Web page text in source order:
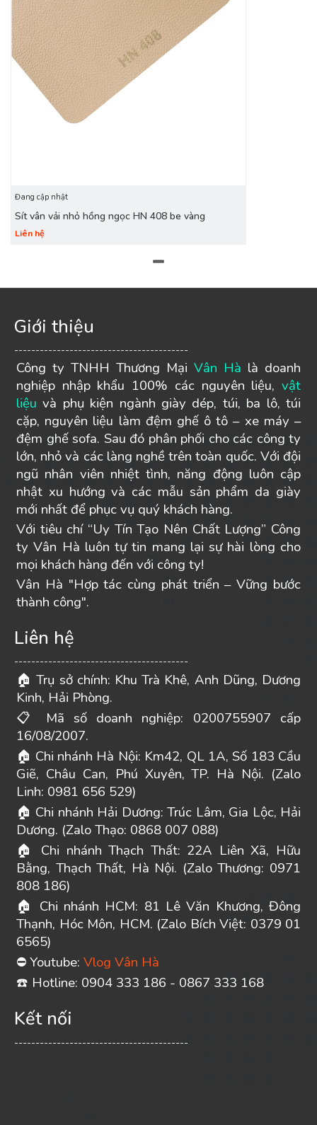
Đang cập nhật
Sít vân vải nhỏ hồng ngọc HN 408 be vàng
Liên hệ
Giới thiệu
-----------------------------------------
Công ty TNHH Thương Mại Vân Hà là doanh
nghiệp nhập khẩu 100% các nguyên liệu, vật
liệu và phụ kiện ngành giày dép, túi, ba lô, túi
cặp, nguyên liệu làm đệm ghế ô tô – xe máy –
đệm ghế sofa. Sau đó phân phối cho các công ty
lớn, nhỏ và các làng nghề trên toàn quốc. Với đội
ngũ nhân viên nhiệt tình, năng động luôn cập
nhật xu hướng và các mẫu sản phẩm da giày
mới nhất để phục vụ quý khách hàng.
Với tiêu chí “Uy Tín Tạo Nên Chất Lượng” Công
ty Vân Hà luôn tự tin mang lại sự hài lòng cho
mọi khách hàng đến với công ty!
Vân Hà "Hợp tác cùng phát triển – Vững bước
thành công".
Liên hệ
-----------------------------------------
🏠 Trụ sở chính: Khu Trà Khê, Anh Dũng, Dương
Kinh, Hải Phòng.
📋
Mã số doanh nghiệp: 0200755907 cấp
16/08/2007.
🏠 Chi nhánh Hà Nội: Km42, QL 1A, Số 183 Cầu
Giẽ, Châu Can, Phú Xuyên, TP. Hà Nội. (Zalo
Linh: 0981 656 529)
🏠 Chi nhánh Hải Dương: Trúc Lâm, Gia Lộc, Hải
Dương. (Zalo Thạo: 0868 007 088)
🏠 Chi nhánh Thạch Thất: 22A Liên Xã, Hữu
Bằng, Thạch Thất, Hà Nội. (Zalo Thương: 0971
808 186)
🏠
Chi nhánh HCM: 81 Lê Văn Khương, Đông
Thạnh, Hóc Môn, HCM. (Zalo Bích Việt: 0379 01
6565)
⛔ Youtube: Vlog Vân Hà
☎ ️ Hotline: 0904 333 186 - 0867 333 168
Kết nối
-----------------------------------------